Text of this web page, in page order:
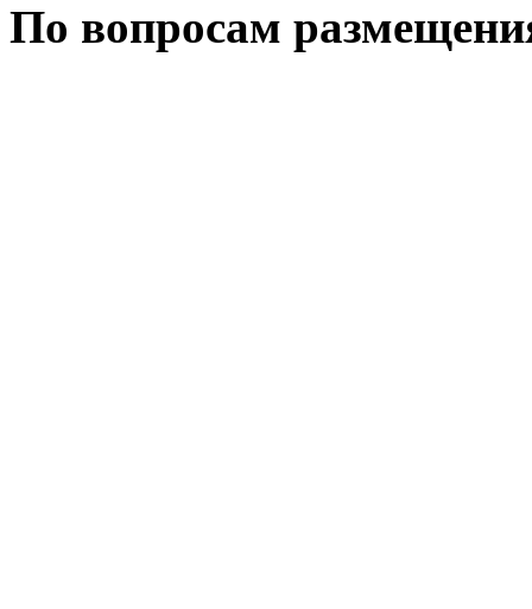
По вопросам